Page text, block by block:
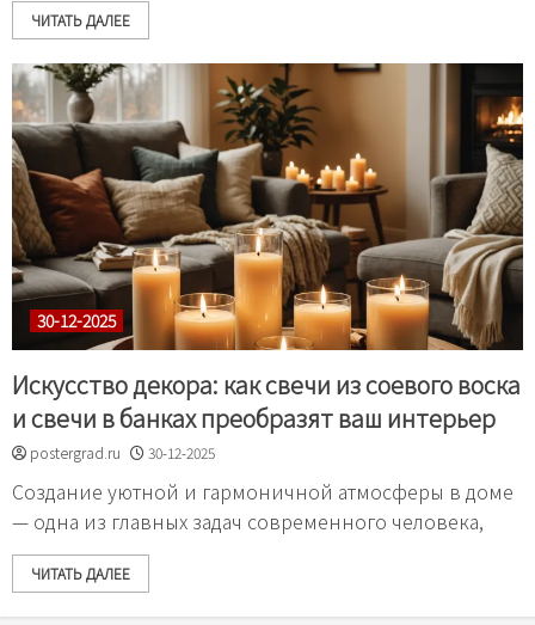
ЧИТАТЬ ДАЛЕЕ
30-12-2025
Искусство декора: как свечи из соевого воска
и свечи в банках преобразят ваш интерьер
postergrad.ru 30-12-2025
Создание уютной и гармоничной атмосферы в доме
— одна из главных задач современного человека,
ЧИТАТЬ ДАЛЕЕ